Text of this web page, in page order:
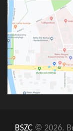
BSZC © 2026.